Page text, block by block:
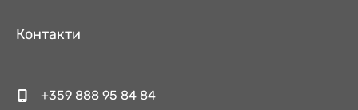
Контакти
+359 888 95 84 84